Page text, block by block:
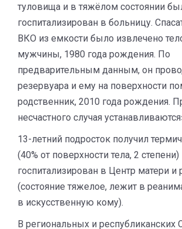
туловища и в тяжёлом состоянии
госпитализирован в больницу.
ВКО из емкости было извлечено
мужчины, 1980 года рождения. По
предварительным данным, он
резервуара и ему на поверхности
родственник, 2010 года рождения.
несчастного случая
13-летний подросток получил
(40% от поверхности тела, 2 степени)
госпитализирован в Центр матери
(состояние тяжелое, лежит в
в искусственную кому).
В региональных и республиканских